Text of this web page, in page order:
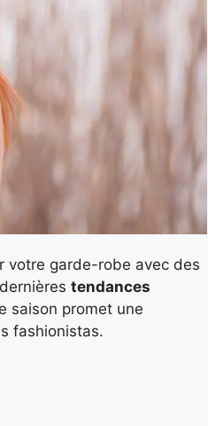
votre garde-robe avec des
tendances
saison promet une
fashionistas.